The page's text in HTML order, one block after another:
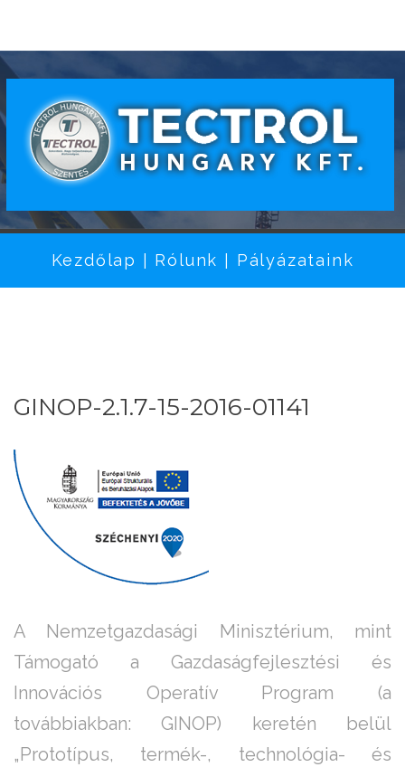
Kezdőlap Rólunk Pályázataink
GINOP-2.1.7-15-2016-01141
A Nemzetgazdasági Minisztérium, mint
Támogató a Gazdaságfejlesztési és
Innovációs Operatív Program (a
továbbiakban: GINOP) keretén belül
„Prototípus, termék-, technológia- és